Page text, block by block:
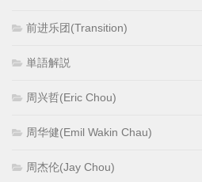
前进乐团(Transition)
単語解説
周兴哲(Eric Chou)
周华健(Emil Wakin Chau)
周杰伦(Jay Chou)